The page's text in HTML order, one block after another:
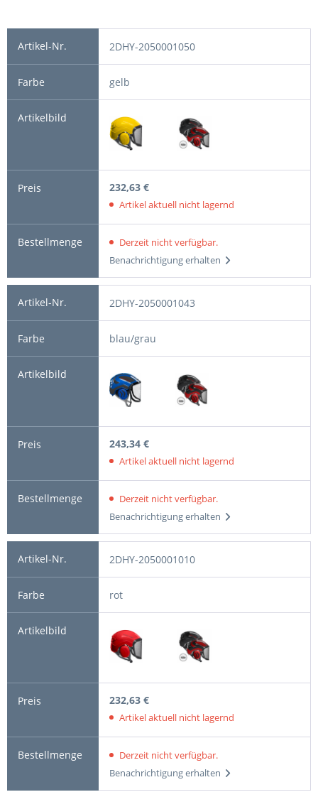
2DHY-2050001050
gelb
232,63 €
Artikel aktuell nicht lagernd
Derzeit nicht verfügbar.
Benachrichtigung erhalten
2DHY-2050001043
blau/grau
243,34 €
Artikel aktuell nicht lagernd
Derzeit nicht verfügbar.
Benachrichtigung erhalten
2DHY-2050001010
rot
232,63 €
Artikel aktuell nicht lagernd
Derzeit nicht verfügbar.
Benachrichtigung erhalten